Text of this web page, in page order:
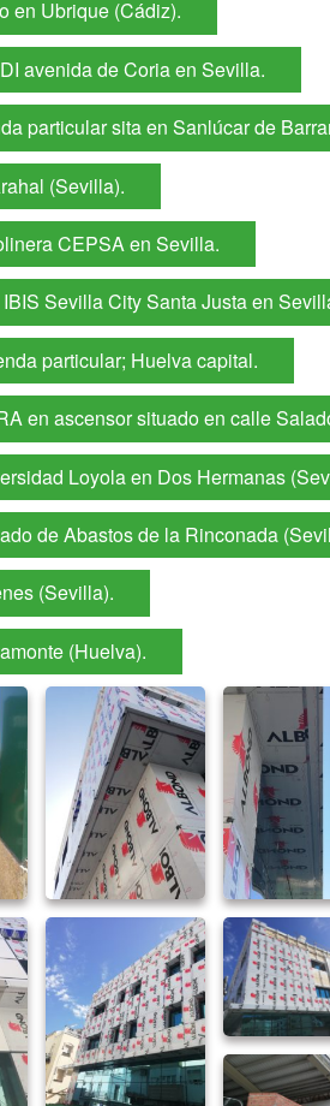
en Ubrique (Cádiz).
avenida de Coria en Sevilla.
particular sita en Sanlúcar de
(Sevilla).
CEPSA en Sevilla.
Sevilla City Santa Justa en
particular; Huelva capital.
en ascensor situado en calle
Loyola en Dos Hermanas
de Abastos de la Rinconada
(Sevilla).
(Huelva).